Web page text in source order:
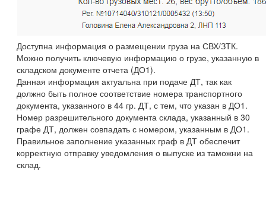
Доступна информация о размещении груза на СВХ/ЗТК.
Можно получить ключевую информацию о грузе, указанную в
складском документе отчета (ДО1).
Данная информация актуальна при подаче ДТ, так как
должно быть полное соответствие номера транспортного
документа, указанного в 44 гр. ДТ, с тем, что указан в ДО1.
Номер разрешительного документа склада, указанный в 30
графе ДТ, должен совпадать с номером, указанным в ДО1.
Правильное заполнение указанных граф в ДТ обеспечит
корректную отправку уведомления о выпуске из таможни на
склад.